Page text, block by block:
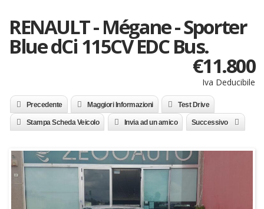
RENAULT - Mégane - Sporter
Blue dCi 115CV EDC Bus.
€11.800
Iva Deducibile
Precedente Maggiori Informazioni Test Drive
Stampa Scheda Veicolo Invia ad un amico Successivo